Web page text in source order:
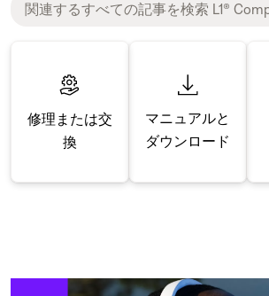
修理または交
換
マニュアルと
ダウンロード